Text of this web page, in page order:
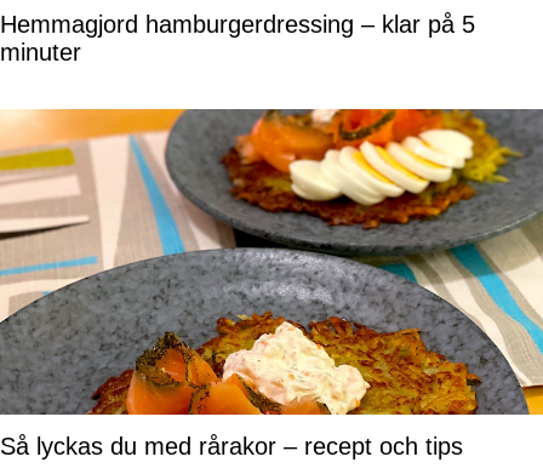
Hemmagjord hamburgerdressing – klar på 5
minuter
Så lyckas du med rårakor – recept och tips